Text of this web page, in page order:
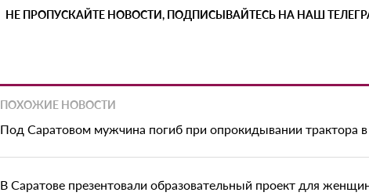
НЕ ПРОПУСКАЙТЕ НОВОСТИ, ПОДПИСЫВАЙТЕСЬ НА НАШ
ПОХОЖИЕ НОВОСТИ
Под Саратовом мужчина погиб при опрокидывании трактора
В Саратове презентовали образовательный проект для